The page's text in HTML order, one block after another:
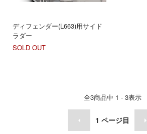
ディフェンダー(L663)用サイド
ラダー
SOLD OUT
全3商品中 1 - 3表示
1 ページ目